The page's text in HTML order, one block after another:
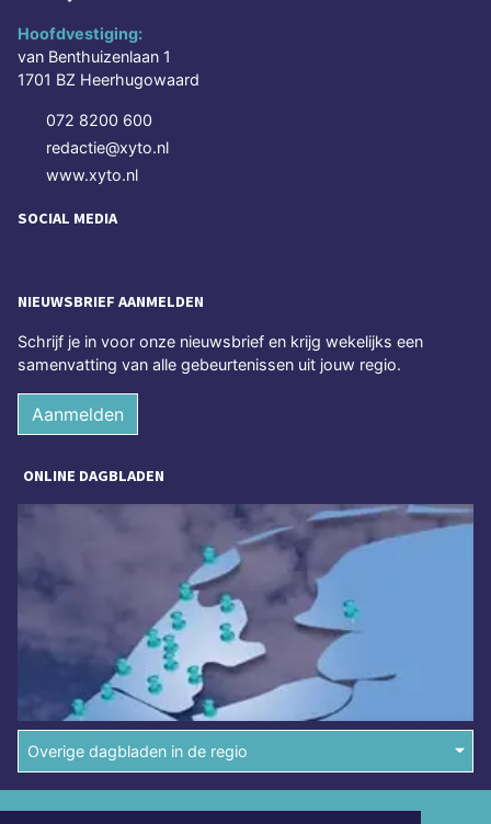
Hoofdvestiging:
van Benthuizenlaan 1
1701 BZ Heerhugowaard
072 8200 600
redactie@xyto.nl
www.xyto.nl
SOCIAL MEDIA
NIEUWSBRIEF AANMELDEN
Schrijf je in voor onze nieuwsbrief en krijg wekelijks een
samenvatting van alle gebeurtenissen uit jouw regio.
Aanmelden
ONLINE DAGBLADEN
Overige dagbladen in de regio